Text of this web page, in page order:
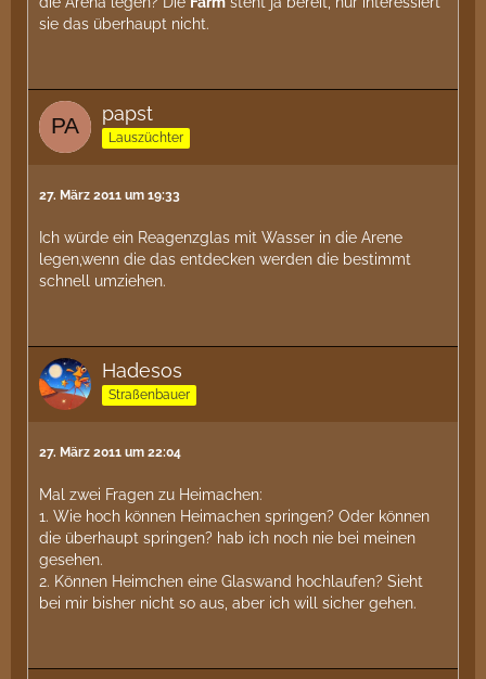
sie das überhaupt nicht.
papst
Lauszüchter
27. März 2011 um 19:33
Ich würde ein Reagenzglas mit Wasser in die Arene
legen,wenn die das entdecken werden die bestimmt
schnell umziehen.
Hadesos
Straßenbauer
27. März 2011 um 22:04
Mal zwei Fragen zu Heimachen:
1. Wie hoch können Heimachen springen? Oder können
die überhaupt springen? hab ich noch nie bei meinen
gesehen.
2. Können Heimchen eine Glaswand hochlaufen? Sieht
bei mir bisher nicht so aus, aber ich will sicher gehen.